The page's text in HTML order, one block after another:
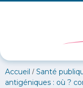
Accueil / Santé
antigéniques : où ?